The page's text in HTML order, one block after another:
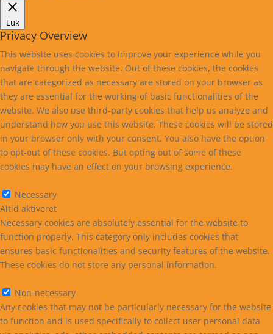
Luk
Privacy Overview
This website uses cookies to improve your experience while you
navigate through the website. Out of these cookies, the cookies
that are categorized as necessary are stored on your browser as
they are essential for the working of basic functionalities of the
website. We also use third-party cookies that help us analyze and
understand how you use this website. These cookies will be stored
in your browser only with your consent. You also have the option
to opt-out of these cookies. But opting out of some of these
cookies may have an effect on your browsing experience.
Necessary
Altid aktiveret
Necessary cookies are absolutely essential for the website to
function properly. This category only includes cookies that
ensures basic functionalities and security features of the website.
These cookies do not store any personal information.
Non-necessary
Any cookies that may not be particularly necessary for the website
to function and is used specifically to collect user personal data